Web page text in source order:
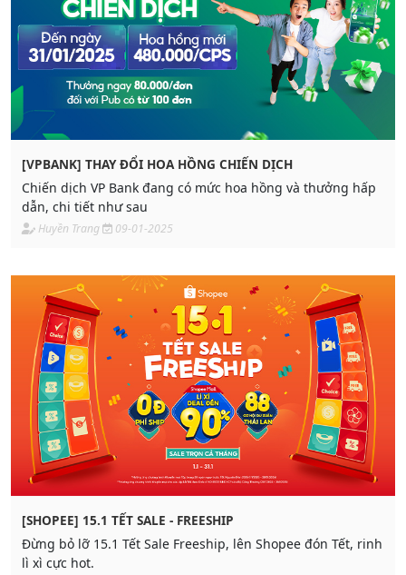
[VPBANK] THAY ĐỔI HOA HỒNG CHIẾN DỊCH
Chiến dịch VP Bank đang có mức hoa hồng và thưởng hấp
dẫn, chi tiết như sau
Huyền Trang 09-01-2025
[SHOPEE] 15.1 TẾT SALE - FREESHIP
Đừng bỏ lỡ 15.1 Tết Sale Freeship, lên Shopee đón Tết, rinh
lì xì cực hot.